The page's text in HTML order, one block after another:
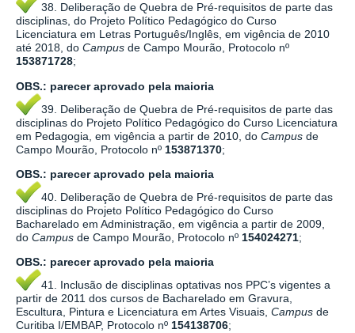
38. Deliberação de Quebra de Pré-requisitos de parte das
disciplinas, do Projeto Político Pedagógico do Curso
Licenciatura em Letras Português/Inglês, em vigência de 2010
até 2018, do Campus de Campo Mourão, Protocolo nº
153871728;
OBS.: parecer aprovado pela maioria
39. Deliberação de Quebra de Pré-requisitos de parte das
disciplinas do Projeto Político Pedagógico do Curso Licenciatura
em Pedagogia, em vigência a partir de 2010, do Campus de
Campo Mourão, Protocolo nº 153871370;
OBS.: parecer aprovado pela maioria
40. Deliberação de Quebra de Pré-requisitos de parte das
disciplinas do Projeto Político Pedagógico do Curso
Bacharelado em Administração, em vigência a partir de 2009,
do Campus de Campo Mourão, Protocolo nº 154024271;
OBS.: parecer aprovado pela maioria
41. Inclusão de disciplinas optativas nos PPC’s vigentes a
partir de 2011 dos cursos de Bacharelado em Gravura,
Escultura, Pintura e Licenciatura em Artes Visuais, Campus de
Curitiba I/EMBAP, Protocolo nº 154138706;